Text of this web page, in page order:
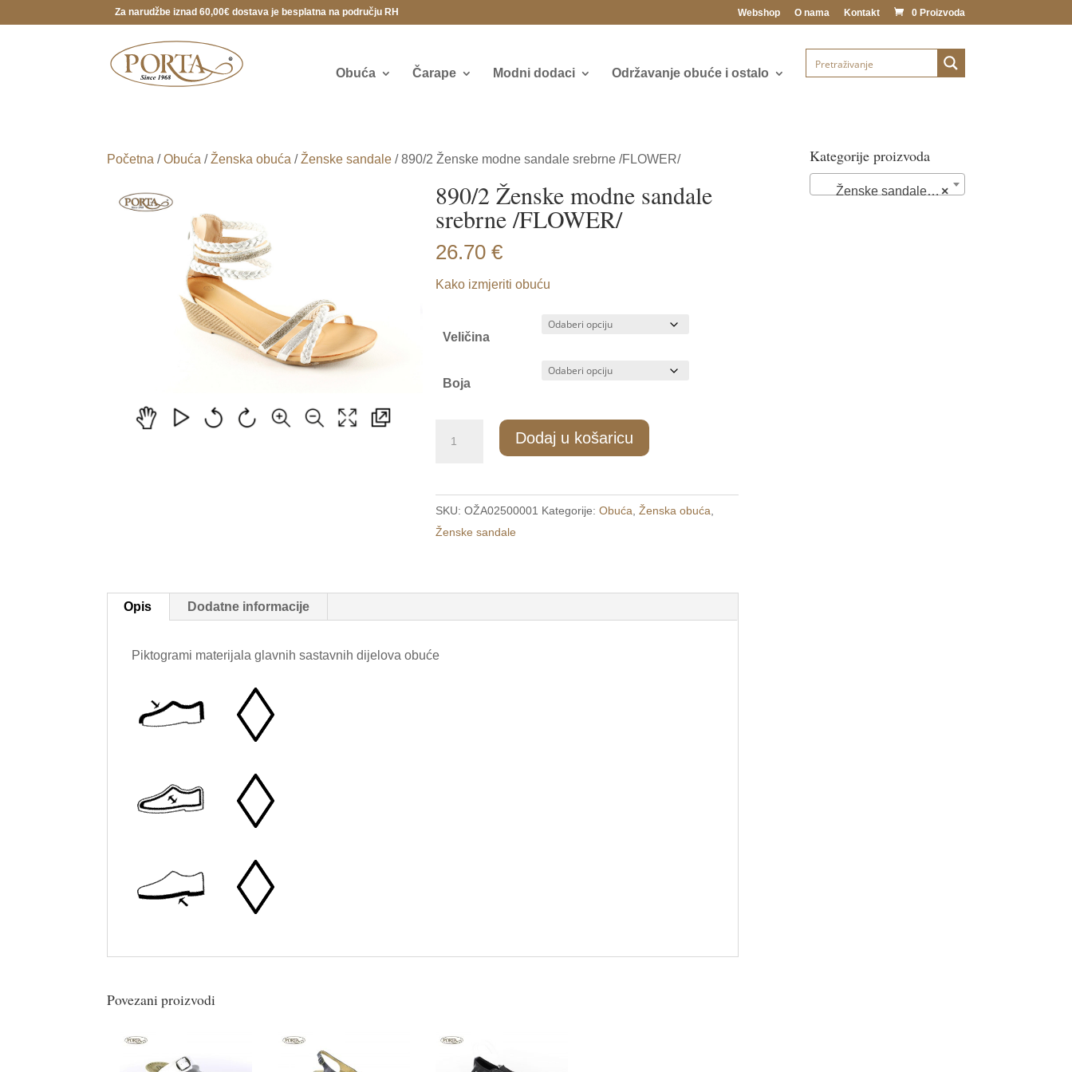
Za narudžbe iznad 60,00€ dostava je besplatna na području RH Webshop O nama Kontakt 0 Proizvoda
Obuća Čarape Modni dodaci Održavanje obuće i ostalo
Početna /Obuća /Ženska obuća /Ženske sandale / 890/2 Ženske modne sandale srebrne /FLOWER/
890/2 Ženske modne sandale
srebrne /FLOWER/
26.70€
Kako izmjeriti obuću
Veličina
Boja
sandale
srebrne
/FLOWER/
Dodaj u košaricu
SKU:OŽA02500001 Kategorije:Obuća ,Ženska obuća
Ženske sandale
Opis Dodatne informacije
Piktogrami materijala glavnih sastavnih dijelova obuće
Povezani proizvodi
Kategorije proizvoda
×
Ženske sandale (102)